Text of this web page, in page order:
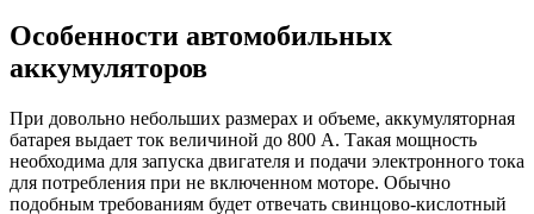
Особенности автомобильных
аккумуляторов
При довольно небольших размерах и объеме, аккумуляторная
батарея выдает ток величиной до 800 А. Такая мощность
необходима для запуска двигателя и подачи электронного тока
для потребления при не включенном моторе. Обычно
подобным требованиям будет отвечать свинцово-кислотный